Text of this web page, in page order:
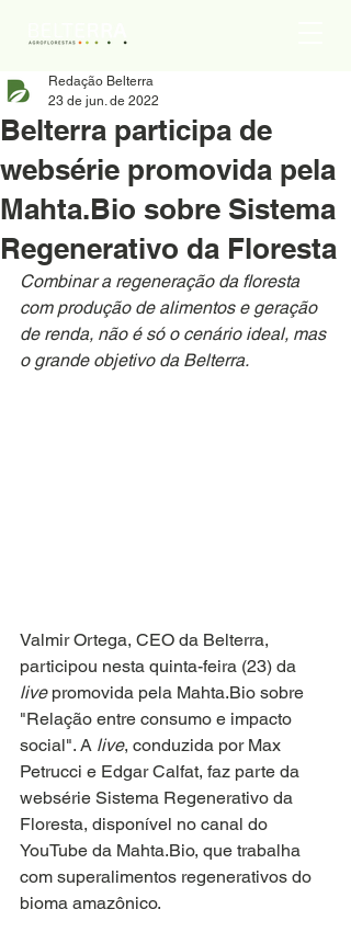
Belterra participa de
websérie promovida pela
Mahta.Bio sobre Sistema
Regenerativo da Floresta
Redação Belterra
23 de jun. de 2022
Combinar a regeneração da floresta
com produção de alimentos e geração
de renda, não é só o cenário ideal, mas
o grande objetivo da Belterra.
Valmir Ortega, CEO da Belterra,
participou nesta quinta-feira (23) da
live promovida pela Mahta.Bio sobre
"Relação entre consumo e impacto
social". A live, conduzida por Max
Petrucci e Edgar Calfat, faz parte da
websérie Sistema Regenerativo da
Floresta, disponível no canal do
YouTube da Mahta.Bio, que trabalha
com superalimentos regenerativos do
bioma amazônico.